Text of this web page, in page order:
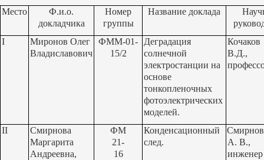
Место
Ф.и.о.
докладчика
Номер
группы
Название доклада
I
Миронов Олег
Владиславович
ФММ-01-
15/2
Деградация
солнечной
электростанции на
основе
тонкопленочных
фотоэлектрических
моделей.
Кочаков
В.Д.,
II
Смирнова
Маргарита
Андреевна,
ФМ
21-
16
Конденсационный
след.
Смирнов
А. В.,
инженер